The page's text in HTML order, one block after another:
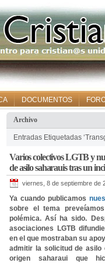
DOCUMENTOS
Archivo
Entradas Etiquetadas
Varios colectivos LGTB y
de asilo saharauis tras un
viernes, 8 de septiembre de
Ya cuando publicamos
sobre el tema
polémica. Así ha sido.
asociaciones LGTB
en el que mostraban su
admitir la solicitud de asilo
origen saharaui que